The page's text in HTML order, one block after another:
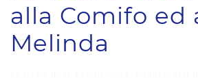
alla Comifo ed
Melinda